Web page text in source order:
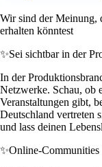
Wir sind der Meinung,
erhalten könntest
✨Sei sichtbar in der
In der
Netzwerke. Schau, ob
Veranstaltungen gibt,
Deutschland vertreten
und lass deinen
✨Online-Communities